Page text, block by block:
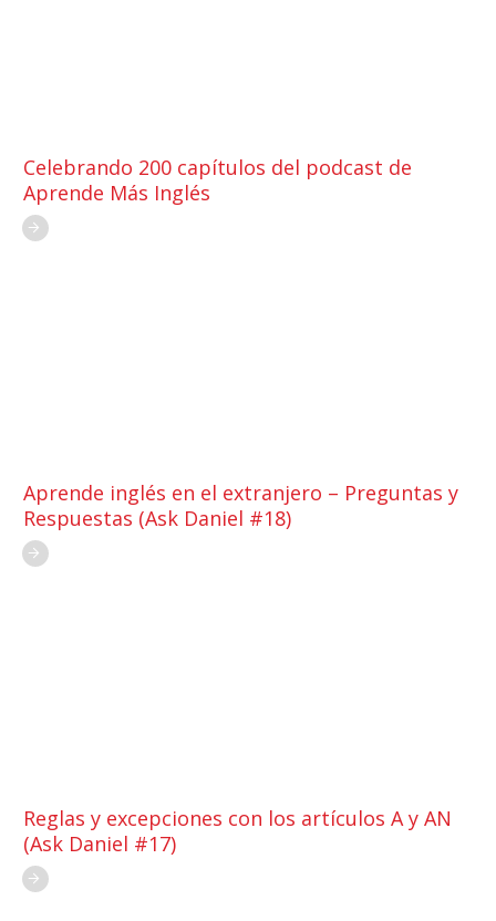
Celebrando 200 capítulos del podcast de
Aprende Más Inglés
Aprende inglés en el extranjero – Preguntas y
Respuestas (Ask Daniel #18)
Reglas y excepciones con los artículos A y AN
(Ask Daniel #17)